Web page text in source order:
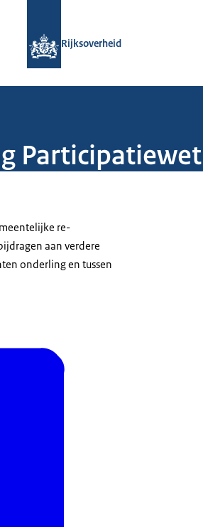
Rijksoverheid
Participatiewet
re-
aan verdere
onderling en tussen